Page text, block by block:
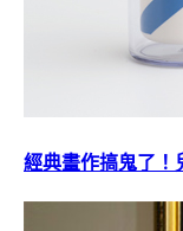
經典畫作搞鬼了！